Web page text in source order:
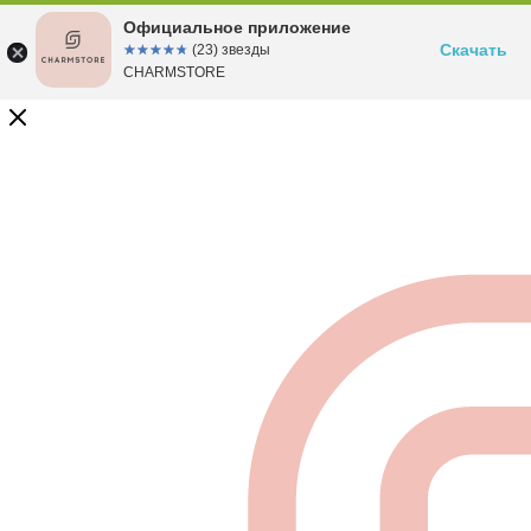
Официальное приложение
☆☆☆☆☆
★★★★★ (23) звезды
CHARMSTORE
Скачать